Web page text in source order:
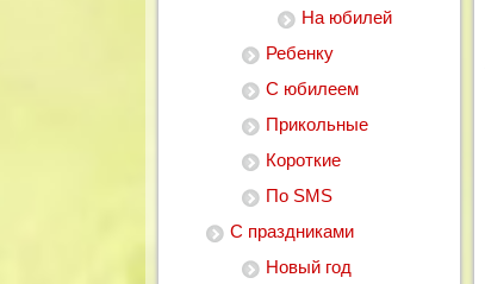
На юбилей
Ребенку
С юбилеем
Прикольные
Короткие
По SMS
С праздниками
Новый год